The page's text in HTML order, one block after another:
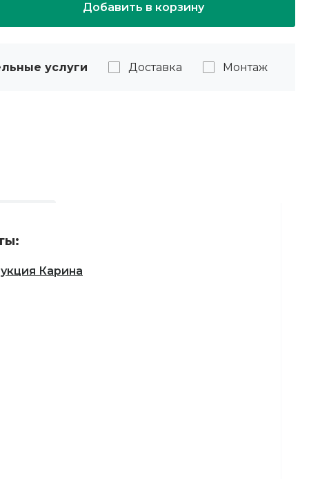
Добавить в корзину
услуги Доставка Монтаж
Карина